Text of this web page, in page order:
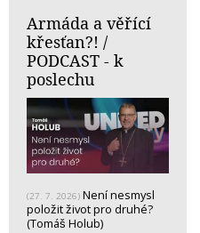
Armáda a věřící
křesťan?! /
PODCAST - k
poslechu
(27. 7. 2026) Není nesmysl
položit život pro druhé?
(Tomáš Holub)